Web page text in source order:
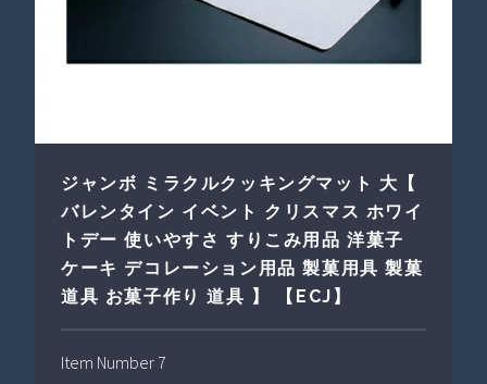
ジャンボ ミラクルクッキングマット 大【
バレンタイン イベント クリスマス ホワイ
トデー 使いやすさ すりこみ用品 洋菓子
ケーキ デコレーション用品 製菓用具 製菓
道具 お菓子作り 道具 】 【ECJ】
Item Number 7